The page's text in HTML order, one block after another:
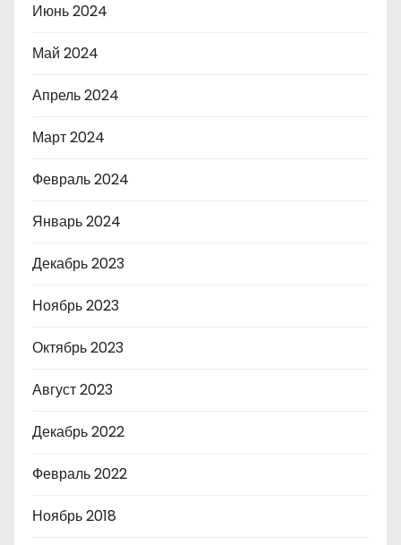
Июнь 2024
Май 2024
Апрель 2024
Март 2024
Февраль 2024
Январь 2024
Декабрь 2023
Ноябрь 2023
Октябрь 2023
Август 2023
Декабрь 2022
Февраль 2022
Ноябрь 2018